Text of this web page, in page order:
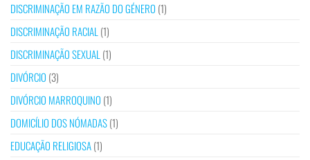
DISCRIMINAÇÃO EM RAZÃO DO GÉNERO (1)
DISCRIMINAÇÃO RACIAL (1)
DISCRIMINAÇÃO SEXUAL (1)
DIVÓRCIO (3)
DIVÓRCIO MARROQUINO (1)
DOMICÍLIO DOS NÓMADAS(1)
EDUCAÇÃO RELIGIOSA(1)